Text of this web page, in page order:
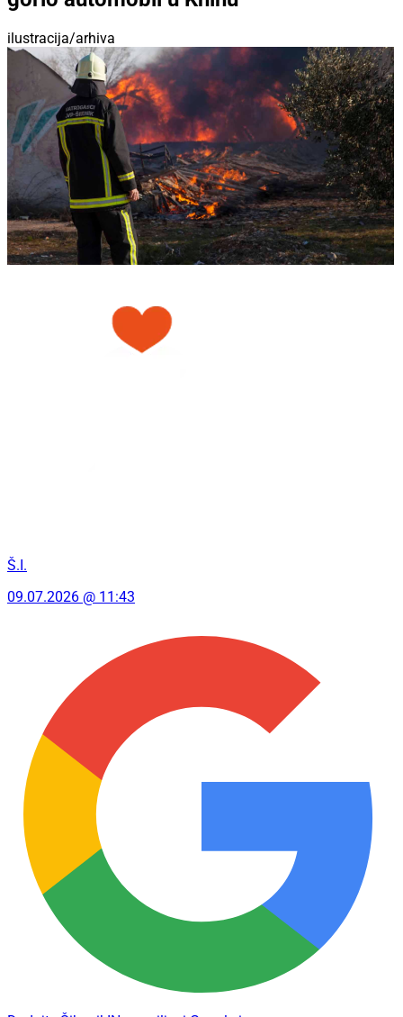
ilustracija/arhiva
Š.I.
09.07.2026 @ 11:43